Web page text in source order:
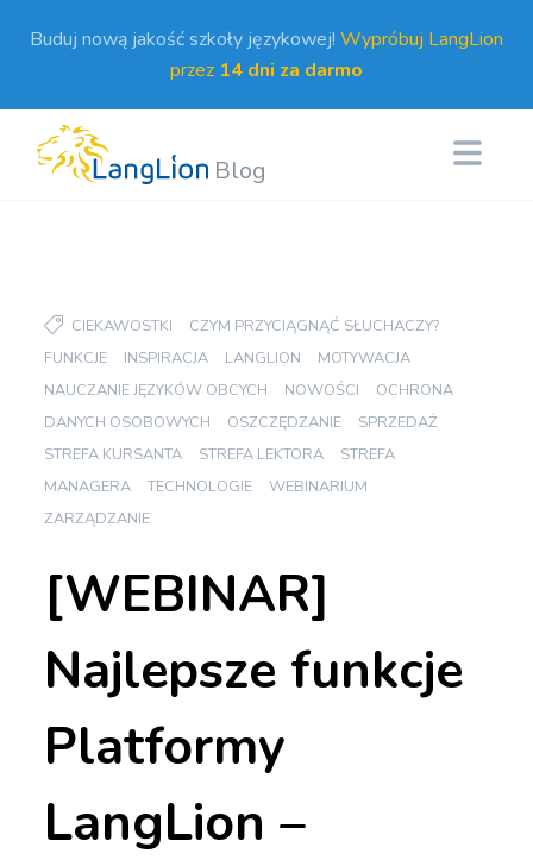
Buduj nową jakość szkoły językowej! Wypróbuj LangLion
przez 14 dni za darmo
Blog
CIEKAWOSTKI
CZYM PRZYCIĄGNĄĆ SŁUCHACZY?
FUNKCJE
INSPIRACJA LANGLION
MOTYWACJA
NAUCZANIE JĘZYKÓW OBCYCH
NOWOŚCI
OCHRONA
DANYCH OSOBOWYCH
OSZCZĘDZANIE
SPRZEDAŻ
STREFA KURSANTA
STREFA LEKTORA
STREFA
MANAGERA
TECHNOLOGIE
WEBINARIUM
ZARZĄDZANIE
[WEBINAR]
Najlepsze funkcje
Platformy
LangLion –